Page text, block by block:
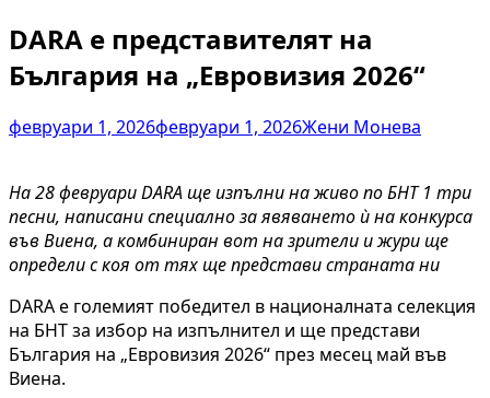
DARA е представителят на
България на „Евровизия 2026“
февруари 1, 2026февруари 1, 2026Жени Монева
На 28 февруари DARA ще изпълни на живо по БНТ 1 три
песни, написани специално за явяването ѝ на конкурса
във Виена, а комбиниран вот на зрители и жури ще
определи с коя от тях ще представи страната ни
DARA е големият победител в националната селекция
на БНТ за избор на изпълнител и ще представи
България на „Евровизия 2026“ през месец май във
Виена.